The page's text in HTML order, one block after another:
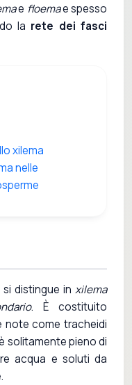
e floemae spesso
la rete dei fasci
xilema
nelle
si distingue in xilema
. È costituito
note come tracheidi
solitamente pieno di
acqua e soluti da